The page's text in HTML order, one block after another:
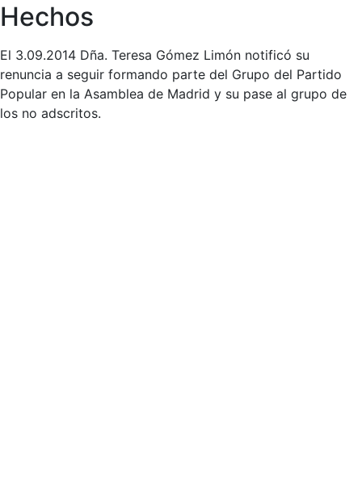
Hechos
El 3.09.2014 Dña. Teresa Gómez Limón notificó su
renuncia a seguir formando parte del Grupo del Partido
Popular en la Asamblea de Madrid y su pase al grupo de
los no adscritos.